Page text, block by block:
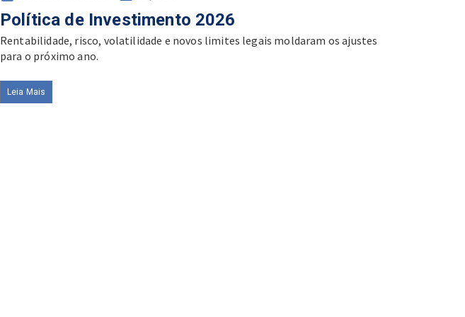
on
Política de Investimento 2026
Rentabilidade, risco, volatilidade e novos limites legais moldaram os ajustes
para o próximo ano.
Leia Mais